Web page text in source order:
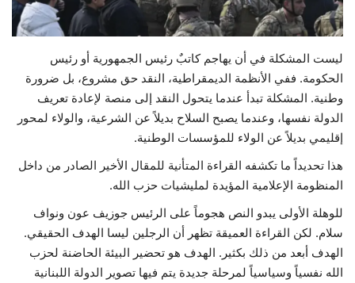
ليست المشكلة في أن يهاجم كاتبٌ رئيس الجمهورية أو رئيس
الحكومة. ففي الأنظمة الديمقراطية، النقد حق مشروع، بل ضرورة
وطنية. المشكلة تبدأ عندما يتحول النقد إلى منصة لإعادة تعريف
الدولة نفسها، وعندما يصبح السلاح بديلاً عن الشرعية، والولاء لمحور
إقليمي بديلاً عن الولاء للمؤسسات الوطنية.
هذا تحديداً ما تكشفه القراءة المتأنية للمقال الأخير الصادر من داخل
المنظومة الإعلامية المؤيدة لمليشيات حزب الله.
للوهلة الأولى يبدو النص هجوماً على الرئيس جوزيف عون ونواف
سلام. لكن القراءة العميقة تظهر أن الرجلين ليسا الهدف الحقيقي.
الهدف أبعد من ذلك بكثير. الهدف هو تحضير البيئة الحاضنة لحزب
الله نفسياً وسياسياً لمرحلة جديدة يتم فيها تصوير الدولة اللبنانية